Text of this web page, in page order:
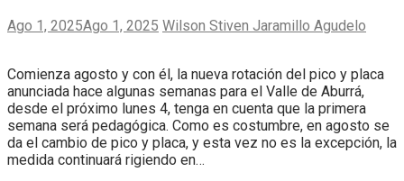
Ago 1, 2025Ago 1, 2025 Wilson Stiven Jaramillo Agudelo
Comienza agosto y con él, la nueva rotación del pico y placa
anunciada hace algunas semanas para el Valle de Aburrá,
desde el próximo lunes 4, tenga en cuenta que la primera
semana será pedagógica. Como es costumbre, en agosto se
da el cambio de pico y placa, y esta vez no es la excepción, la
medida continuará rigiendo en…